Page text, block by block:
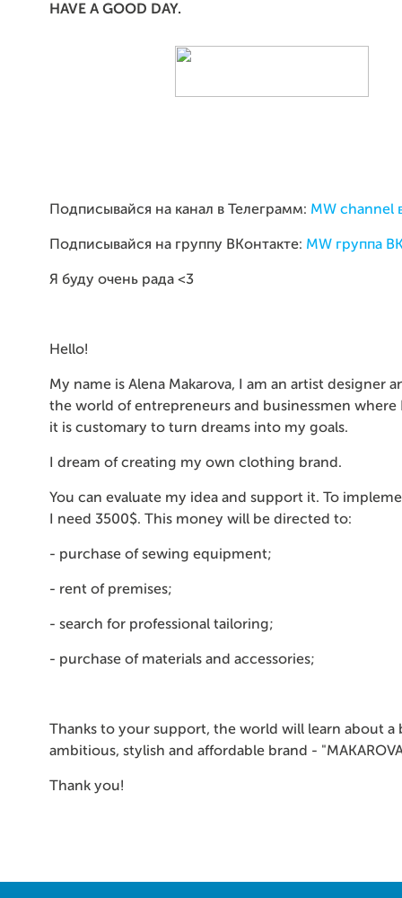
HAVE A GOOD DAY.
Подписывайся на канал в Телеграмм: MW channel
Подписывайся на группу ВКонтакте: MW группа
Я буду очень рада <3
Hello!
My name is Alena Makarova, I am an artist designer
the world of entrepreneurs and businessmen
it is customary to turn dreams into my goals.
I dream of creating my own clothing brand.
You can evaluate my idea and support it. To
I need 3500$. This money will be directed to:
- purchase of sewing equipment;
- rent of premises;
- search for professional tailoring;
- purchase of materials and accessories;
Thanks to your support, the world will learn about a
ambitious, stylish and affordable brand - "MAKAROVA
Thank you!